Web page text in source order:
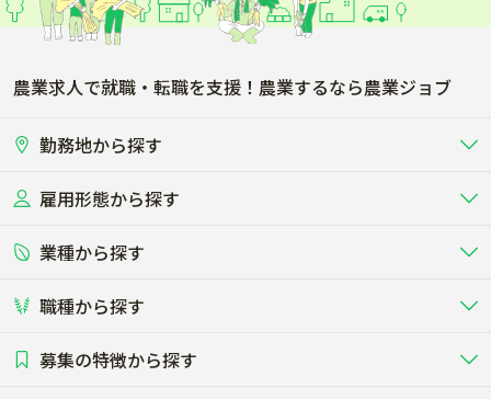
農業求人で就職・転職を支援！農業するなら農業ジョブ
勤務地から探す
北海道
関東
東海
雇用形態から探す
正社員 バイト・アルバイト・パート
短期アルバイト
その他（独立・副業など）
業種から探す
畜産（酪農･肉牛･養豚･養鶏など）
酪農
職種から探す
農場･牧場･現場職
専門職（獣医師･人工授精師･
募集の特徴から探す